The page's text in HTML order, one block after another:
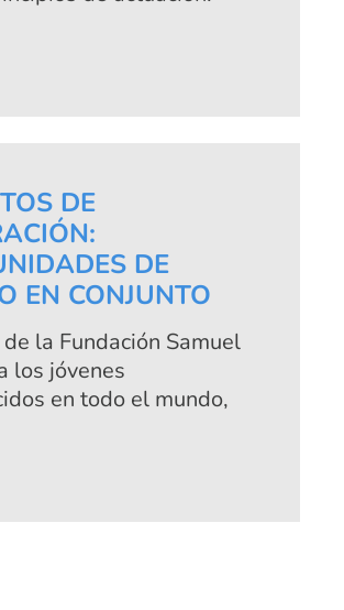
en todo
nosotros, las personas
fundación.
DE
DE
EN CONJUNTO
la Fundación Samuel
los jóvenes
en todo el mundo,
mediante la
en sus propios